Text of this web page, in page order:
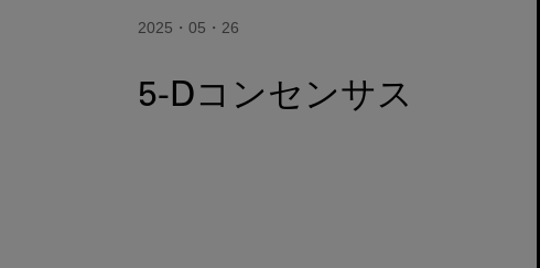
2025・05・26
5-Dコンセンサス